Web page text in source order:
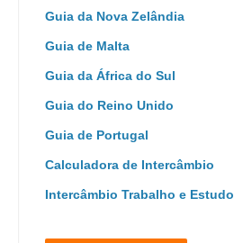
Guia da Nova Zelândia
Guia de Malta
Guia da África do Sul
Guia do Reino Unido
Guia de Portugal
Calculadora de Intercâmbio
Intercâmbio Trabalho e Estudo